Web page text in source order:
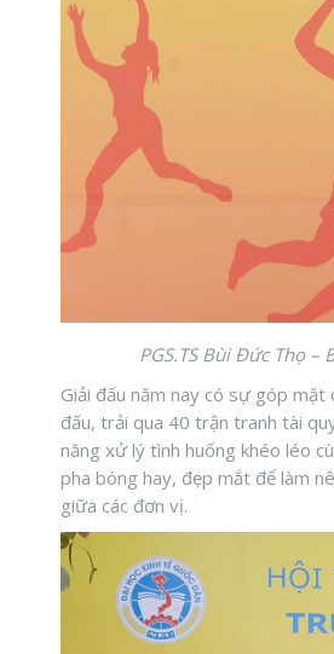
PGS.TS Bùi Đức Thọ
Giải đấu năm nay có sự góp
đấu, trải qua 40 trận tranh tài
năng xử lý tình huống khéo léo
pha bóng hay, đẹp mắt để làm
giữa các đơn vị.